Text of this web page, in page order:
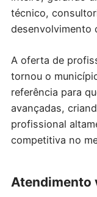
técnico,
desenvolvimento
A oferta de
tornou o
referência para
avançadas,
profissional
competitiva no
Atendimento